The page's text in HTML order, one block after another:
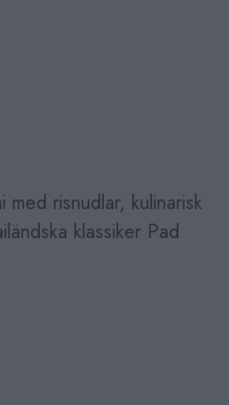
risnudlar, kulinarisk
klassiker Pad